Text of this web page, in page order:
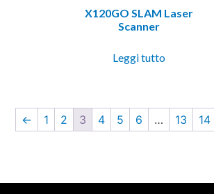
X120GO SLAM Laser
Scanner
Leggi tutto
← 1 2 3 4 5 6 … 13 14